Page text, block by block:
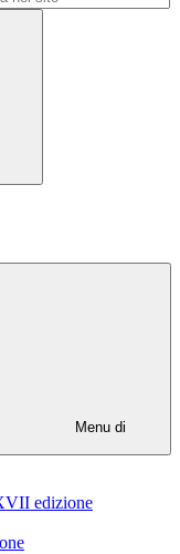
Menu di
edizione